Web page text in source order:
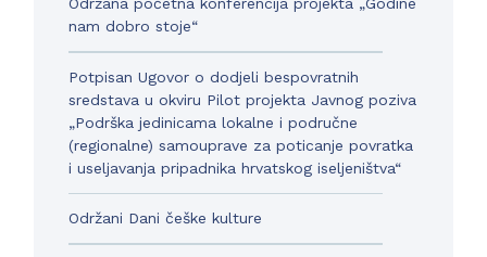
Održana početna konferencija projekta „Godine
nam dobro stoje“
Potpisan Ugovor o dodjeli bespovratnih
sredstava u okviru Pilot projekta Javnog poziva
„Podrška jedinicama lokalne i područne
(regionalne) samouprave za poticanje povratka
i useljavanja pripadnika hrvatskog iseljeništva“
Održani Dani češke kulture